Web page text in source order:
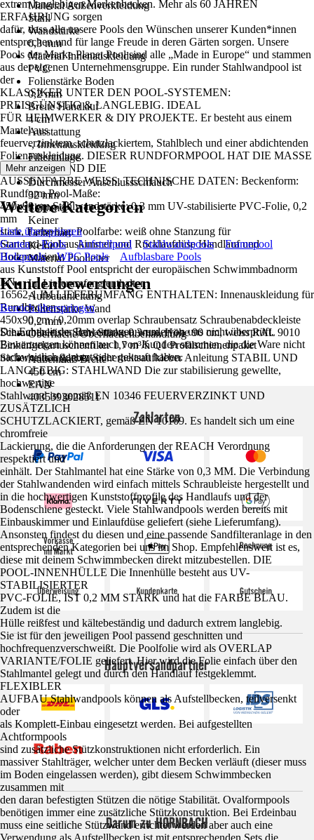
Material Außenverkleidung
Stahl
Wandstärke
0,3 mm
Material Innenauskleidung
PVC
Folienstärke Boden
0,2 mm
Breite Handlauf
4 cm
Ausstattung
-, Innenauskleidung
Filteranlage
Keine
Durchmesser Anschlussschlauch
32 mm
Skimmer
Keiner
Leiternart
Keine
Material Poolleiter
-
Im Lieferumfang enthalten
Aufbauanleitung
Folienstärke Wand
0,2 mm
Oberfläche/Oberflächenbehandlung
-
Außenmaß Breite
450 cm
EAN
4035393028511
extrem langlebigen Markenbecken. Mehr als 60 JAHREN
ERFAHRUNG sorgen
dafür, dass alle unsere Pools den Wünschen unserer Kunden*innen
entsprechen und für lange Freude in deren Gärten sorgen. Unsere
Pools der Marke Planet Pool sind alle „Made in Europe“ und stammen
aus der eigenen Unternehmensgruppe. Ein runder Stahlwandpool ist
der
KLASSIKER UNTER DEN POOL-SYSTEMEN:
PREISGÜNSTIG & LANGLEBIG. IDEAL
FÜR HEIMWERKER & DIY PROJEKTE. Er besteht aus einem
Mantel aus
feuerverzinktem, schutzlackiertem, Stahlblech und einer abdichtenden
Folienauskleidung. DIESER RUNDFORMPOOL HAT DIE MASSE
450X90 CM UND DIE
AUSSENFARBE WEISS. TECHNISCHE DATEN: Beckenform:
Rundform Pool-Maße:
450x90 cm Stahlwandstärke: 0,3 mm UV-stabilisierte PVC-Folie, 0,2
mm
stark, Farbe blau Poolfarbe: weiß ohne Stanzung für
Standard-Einbauskimmer und Rücklaufdüse Handlauf und
Bodenschiene
aus Kunststoff Pool entspricht der europäischen Schwimmbadnorm
EN
16562-1 IM LIEFERUMFANG ENTHALTEN: Innenauskleidung für
Rundbecken
450x90 cm / 0,20mm overlap Schraubensatz Schraubenabdeckleiste
Schraubenleiste Stahl Stärke 0,3mm, Höhe 90 cm, weiss RAL 9010
Einhängekartuschenfilter 1,7 m³/h Q1 Profilschienenpaket
Sicherheitsaufkleber Sicherheitsaufkleber Anleitung STABIL UND
LANGLEBIG: STAHLWAND Die zur stabilisierung gewellte,
hochwertige
Stahlwand ist gemäß EN 10346 FEUERVERZINKT UND
ZUSÄTZLICH
SCHUTZLACKIERT, gemäß EN 10169. Es handelt sich um eine
chromfreie
Lackierung, die die Anforderungen der REACH Verordnung
respektiert und
einhält. Der Stahlmantel hat eine Stärke von 0,3 MM. Die Verbindung
der Stahlwandenden wird einfach mittels Schraubleiste hergestellt und
in die hochwertigen Kunststoffprofile des Handlaufs und der
Bodenschiene gesteckt. Viele Stahlwandpools werden bereits mit
Einbauskimmer und Einlaufdüse geliefert (siehe Lieferumfang).
Ansonsten findest du diesen und eine passende Sandfilteranlage in den
entsprechenden Kategorien bei uns im Shop. Empfehlenswert ist es,
diese mit deinem Schwimmbecken direkt mitzubestellen. DIE
POOL-INNENHÜLLE Die Innenhülle besteht aus UV-
STABILISIERTER
PVC-FOLIE, IST 0,2 MM STARK und hat die FARBE BLAU.
Zudem ist die
Hülle reißfest und kältebeständig und dadurch extrem langlebig.
Sie ist für den jeweiligen Pool passend geschnitten und
hochfrequenzverschweißt. Die Poolfolie wird als OVERLAP
VARIANTE/FOLIE geliefert. Hier wird die Folie einfach über den
Stahlmantel gelegt und durch den Handlauf festgeklemmt.
FLEXIBLER
AUFBAU Stahlwandpools können als Aufstellbecken, teilversenkt
oder
als Komplett-Einbau eingesetzt werden. Bei aufgestellten
Achtformpools
sind zusätzliche Stützkonstruktionen nicht erforderlich. Ein
massiver Stahlträger, welcher unter dem Becken verläuft (dieser muss
im Boden eingelassen werden), gibt diesem Schwimmbecken
zusammen mit
den daran befestigten Stützen die nötige Stabilität. Ovalformpools
benötigen immer eine zusätzliche Stützkonstruktion. Bei Erdeinbau
muss eine seitliche Stützwand errichtet werden aber auch eine
Verwendung als Aufstellbecken ist mit entsprechenden Sets die
Mehr anzeigen
Weitere Kategorien
Liste überspringen
Garten
Pools Aufstellpool Stahlwandpools
Framepool
Holzpools
WPC Pools Aufblasbare Pools
Kundenbewertungen
Bereich überspringen
Die Echtheit der Bewertungen wurde von uns nicht überprüft.
Bewertungen können auch von Kunden stammen, die die Ware nicht
nachweislich genutzt oder gekauft haben.
Zahlarten
Hauptversandpartner
Darum zu HORNBACH